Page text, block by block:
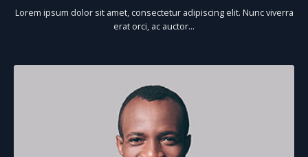
Lorem ipsum dolor sit amet, consectetur adipiscing elit. Nunc viverra
erat orci, ac auctor…